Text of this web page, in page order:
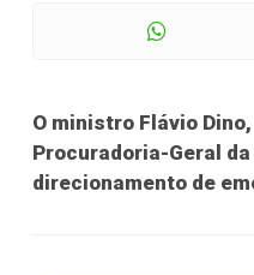
O ministro Flávio
Procuradoria-Geral
direcionamento de